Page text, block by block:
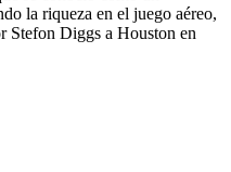
la riqueza en el juego aéreo,
Stefon Diggs a Houston en